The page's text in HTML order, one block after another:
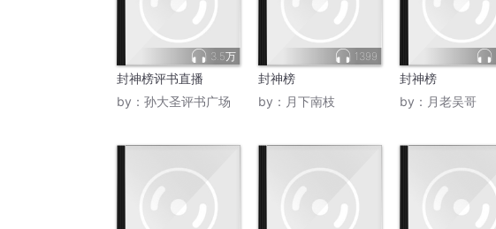
3.5万
封神榜评书直播
by： 孙大圣评书广场
1399
封神榜
by： 月下南枝
封神榜
by： 月老吴哥